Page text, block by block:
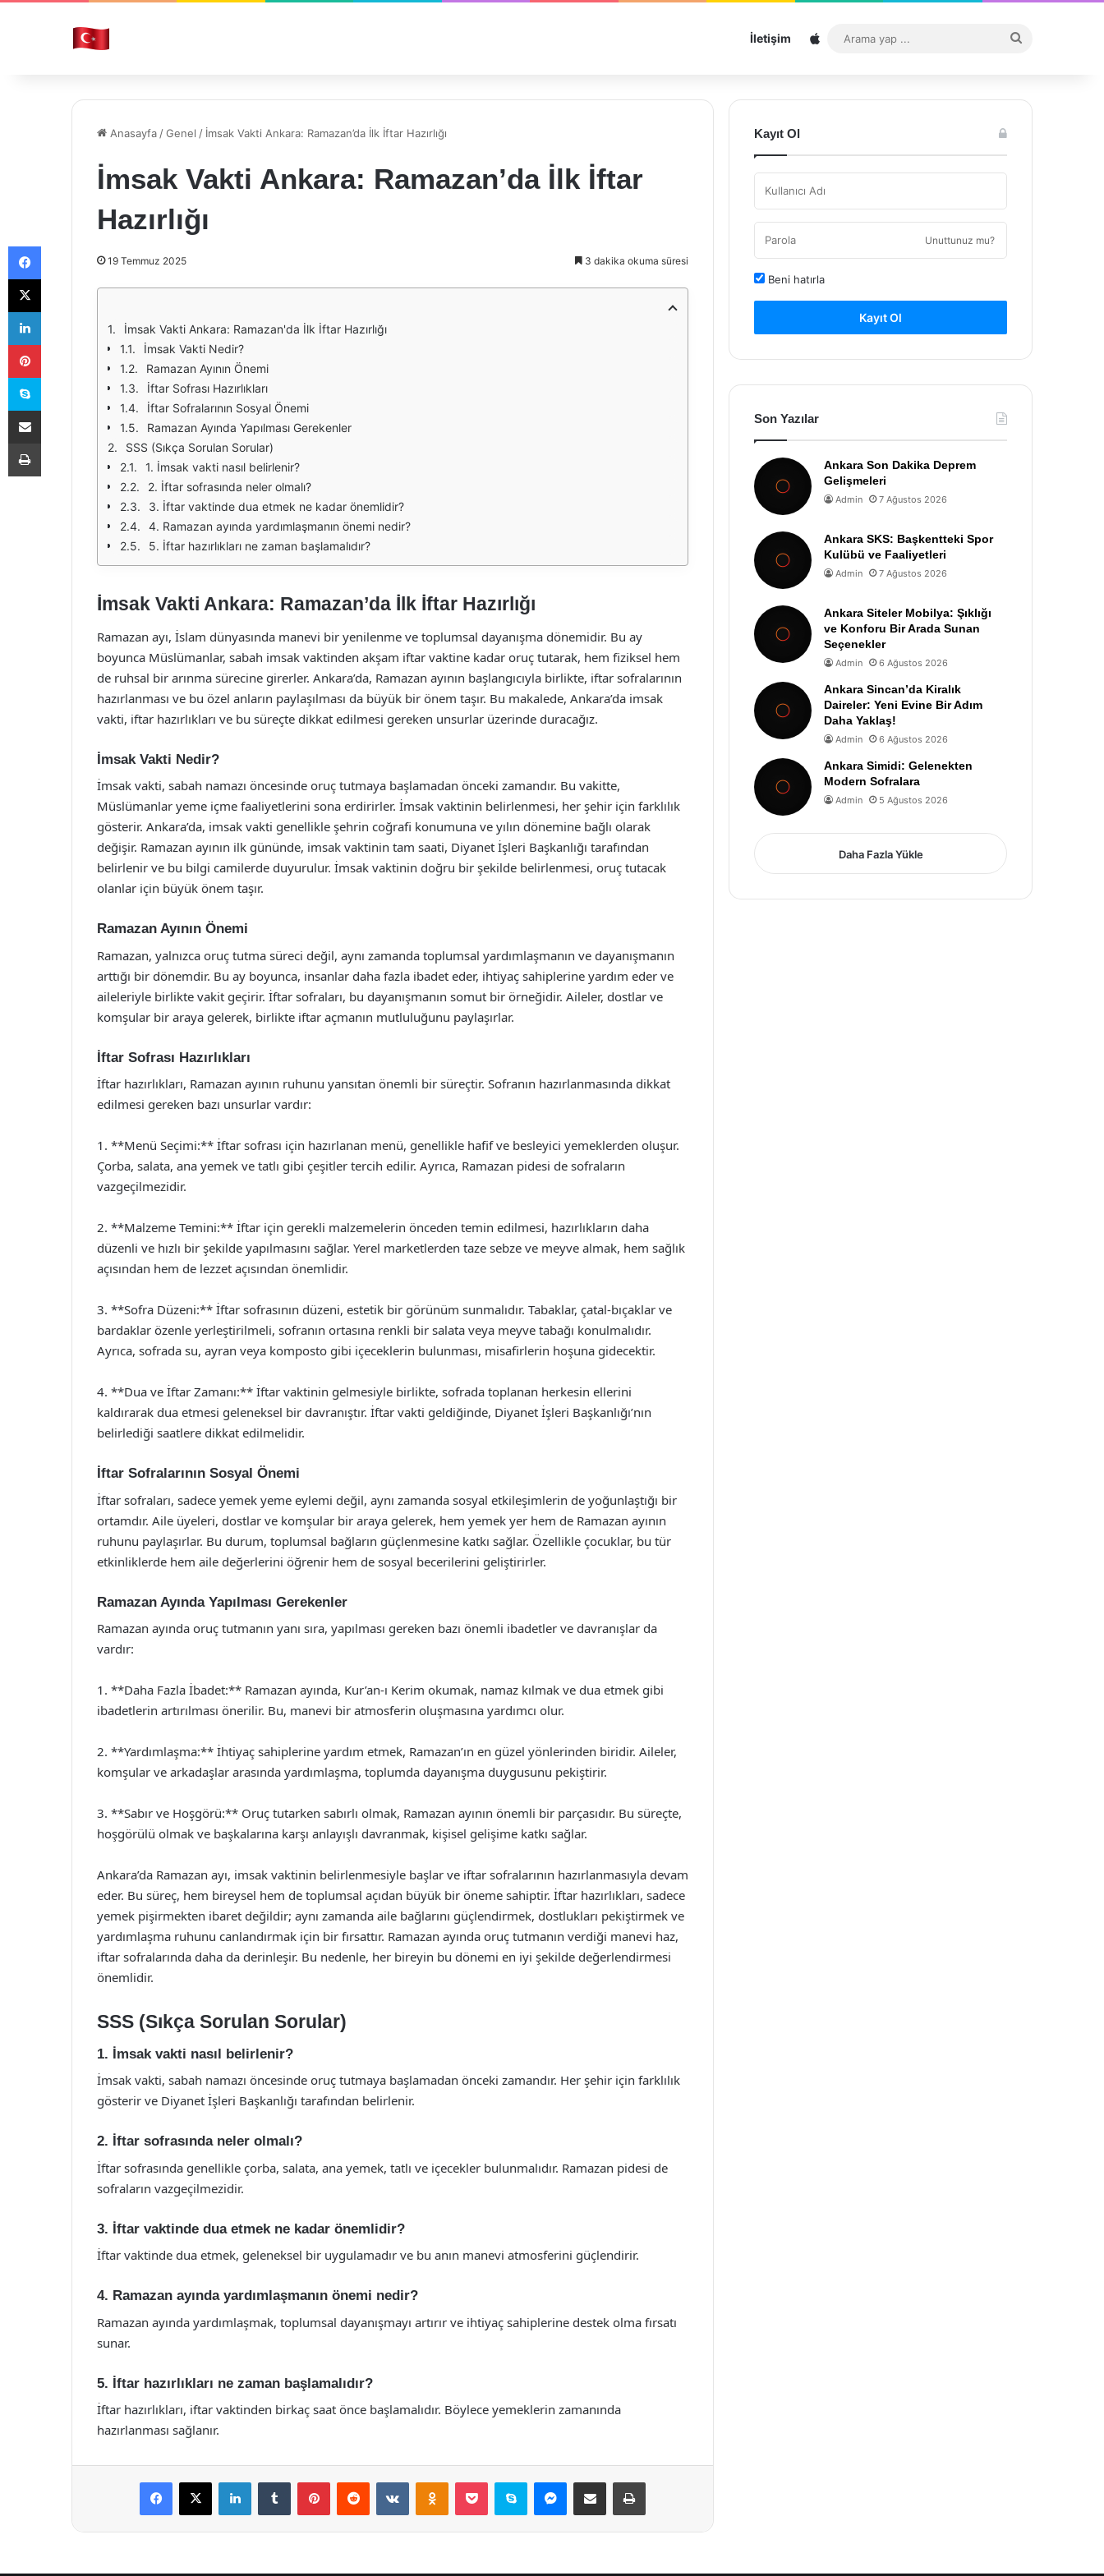
İletişim Sitemap
...
Anasayfa /Genel / İmsak Vakti Ankara: Ramazan’da İlk İftar Hazırlığı
İmsak Vakti Ankara: Ramazan’da İlk İftar
Hazırlığı
19 Temmuz 2025 3 dakika okuma süresi
İmsak Vakti Ankara: Ramazan'da İlk İftar Hazırlığı
İmsak Vakti Nedir?
Ramazan Ayının Önemi
İftar Sofrası Hazırlıkları
İftar Sofralarının Sosyal Önemi
Ramazan Ayında Yapılması Gerekenler
SSS (Sıkça Sorulan Sorular)
1. İmsak vakti nasıl belirlenir?
2. İftar sofrasında neler olmalı?
3. İftar vaktinde dua etmek ne kadar önemlidir?
4. Ramazan ayında yardımlaşmanın önemi nedir?
5. İftar hazırlıkları ne zaman başlamalıdır?
İmsak Vakti Ankara: Ramazan’da İlk İftar Hazırlığı
Ramazan ayı, İslam dünyasında manevi bir yenilenme ve toplumsal dayanışma dönemidir. Bu ay
boyunca Müslümanlar, sabah imsak vaktinden akşam iftar vaktine kadar oruç tutarak, hem fiziksel hem
de ruhsal bir arınma sürecine girerler. Ankara’da, Ramazan ayının başlangıcıyla birlikte, iftar sofralarının
hazırlanması ve bu özel anların paylaşılması da büyük bir önem taşır. Bu makalede, Ankara’da imsak
vakti, iftar hazırlıkları ve bu süreçte dikkat edilmesi gereken unsurlar üzerinde duracağız.
İmsak Vakti Nedir?
İmsak vakti, sabah namazı öncesinde oruç tutmaya başlamadan önceki zamandır. Bu vakitte,
Müslümanlar yeme içme faaliyetlerini sona erdirirler. İmsak vaktinin belirlenmesi, her şehir için farklılık
gösterir. Ankara’da, imsak vakti genellikle şehrin coğrafi konumuna ve yılın dönemine bağlı olarak
değişir. Ramazan ayının ilk gününde, imsak vaktinin tam saati, Diyanet İşleri Başkanlığı tarafından
belirlenir ve bu bilgi camilerde duyurulur. İmsak vaktinin doğru bir şekilde belirlenmesi, oruç tutacak
olanlar için büyük önem taşır.
Ramazan Ayının Önemi
Ramazan, yalnızca oruç tutma süreci değil, aynı zamanda toplumsal yardımlaşmanın ve dayanışmanın
arttığı bir dönemdir. Bu ay boyunca, insanlar daha fazla ibadet eder, ihtiyaç sahiplerine yardım eder ve
aileleriyle birlikte vakit geçirir. İftar sofraları, bu dayanışmanın somut bir örneğidir. Aileler, dostlar ve
komşular bir araya gelerek, birlikte iftar açmanın mutluluğunu paylaşırlar.
İftar Sofrası Hazırlıkları
İftar hazırlıkları, Ramazan ayının ruhunu yansıtan önemli bir süreçtir. Sofranın hazırlanmasında dikkat
edilmesi gereken bazı unsurlar vardır:
1. **Menü Seçimi:** İftar sofrası için hazırlanan menü, genellikle hafif ve besleyici yemeklerden oluşur.
Çorba, salata, ana yemek ve tatlı gibi çeşitler tercih edilir. Ayrıca, Ramazan pidesi de sofraların
vazgeçilmezidir.
2. **Malzeme Temini:** İftar için gerekli malzemelerin önceden temin edilmesi, hazırlıkların daha
düzenli ve hızlı bir şekilde yapılmasını sağlar. Yerel marketlerden taze sebze ve meyve almak, hem sağlık
açısından hem de lezzet açısından önemlidir.
3. **Sofra Düzeni:** İftar sofrasının düzeni, estetik bir görünüm sunmalıdır. Tabaklar, çatal-bıçaklar ve
bardaklar özenle yerleştirilmeli, sofranın ortasına renkli bir salata veya meyve tabağı konulmalıdır.
Ayrıca, sofrada su, ayran veya komposto gibi içeceklerin bulunması, misafirlerin hoşuna gidecektir.
4. **Dua ve İftar Zamanı:** İftar vaktinin gelmesiyle birlikte, sofrada toplanan herkesin ellerini
kaldırarak dua etmesi geleneksel bir davranıştır. İftar vakti geldiğinde, Diyanet İşleri Başkanlığı’nın
belirlediği saatlere dikkat edilmelidir.
İftar Sofralarının Sosyal Önemi
İftar sofraları, sadece yemek yeme eylemi değil, aynı zamanda sosyal etkileşimlerin de yoğunlaştığı bir
ortamdır. Aile üyeleri, dostlar ve komşular bir araya gelerek, hem yemek yer hem de Ramazan ayının
ruhunu paylaşırlar. Bu durum, toplumsal bağların güçlenmesine katkı sağlar. Özellikle çocuklar, bu tür
etkinliklerde hem aile değerlerini öğrenir hem de sosyal becerilerini geliştirirler.
Ramazan Ayında Yapılması Gerekenler
Ramazan ayında oruç tutmanın yanı sıra, yapılması gereken bazı önemli ibadetler ve davranışlar da
vardır:
1. **Daha Fazla İbadet:** Ramazan ayında, Kur’an-ı Kerim okumak, namaz kılmak ve dua etmek gibi
ibadetlerin artırılması önerilir. Bu, manevi bir atmosferin oluşmasına yardımcı olur.
2. **Yardımlaşma:** İhtiyaç sahiplerine yardım etmek, Ramazan’ın en güzel yönlerinden biridir. Aileler,
komşular ve arkadaşlar arasında yardımlaşma, toplumda dayanışma duygusunu pekiştirir.
3. **Sabır ve Hoşgörü:** Oruç tutarken sabırlı olmak, Ramazan ayının önemli bir parçasıdır. Bu süreçte,
hoşgörülü olmak ve başkalarına karşı anlayışlı davranmak, kişisel gelişime katkı sağlar.
Ankara’da Ramazan ayı, imsak vaktinin belirlenmesiyle başlar ve iftar sofralarının hazırlanmasıyla devam
eder. Bu süreç, hem bireysel hem de toplumsal açıdan büyük bir öneme sahiptir. İftar hazırlıkları, sadece
yemek pişirmekten ibaret değildir; aynı zamanda aile bağlarını güçlendirmek, dostlukları pekiştirmek ve
yardımlaşma ruhunu canlandırmak için bir fırsattır. Ramazan ayında oruç tutmanın verdiği manevi haz,
iftar sofralarında daha da derinleşir. Bu nedenle, her bireyin bu dönemi en iyi şekilde değerlendirmesi
önemlidir.
SSS (Sıkça Sorulan Sorular)
1. İmsak vakti nasıl belirlenir?
İmsak vakti, sabah namazı öncesinde oruç tutmaya başlamadan önceki zamandır. Her şehir için farklılık
gösterir ve Diyanet İşleri Başkanlığı tarafından belirlenir.
2. İftar sofrasında neler olmalı?
İftar sofrasında genellikle çorba, salata, ana yemek, tatlı ve içecekler bulunmalıdır. Ramazan pidesi de
sofraların vazgeçilmezidir.
3. İftar vaktinde dua etmek ne kadar önemlidir?
İftar vaktinde dua etmek, geleneksel bir uygulamadır ve bu anın manevi atmosferini güçlendirir.
4. Ramazan ayında yardımlaşmanın önemi nedir?
Ramazan ayında yardımlaşmak, toplumsal dayanışmayı artırır ve ihtiyaç sahiplerine destek olma fırsatı
sunar.
5. İftar hazırlıkları ne zaman başlamalıdır?
İftar hazırlıkları, iftar vaktinden birkaç saat önce başlamalıdır. Böylece yemeklerin zamanında
hazırlanması sağlanır.
Facebook
X LinkedInTumblr PinterestReddit VKontakteOdnoklassniki
Pocket Skype Messenger
E-Posta ile paylaş Yazdır
Kayıt Ol
Unuttunuz mu?
Beni hatırla
Kayıt Ol
Son Yazılar
Ankara Son Dakika Deprem
Gelişmeleri
Admin 7 Ağustos 2026
Ankara SKS: Başkentteki Spor
Kulübü ve Faaliyetleri
Admin 7 Ağustos 2026
Ankara Siteler Mobilya: Şıklığı
ve Konforu Bir Arada Sunan
Seçenekler
Admin 6 Ağustos 2026
Ankara Sincan’da Kiralık
Daireler: Yeni Evine Bir Adım
Daha Yaklaş!
Admin 6 Ağustos 2026
Ankara Simidi: Gelenekten
Modern Sofralara
Admin 5 Ağustos 2026
Daha Fazla Yükle
Facebook
X
LinkedIn
Pinterest
Skype
E-Posta ile paylaş